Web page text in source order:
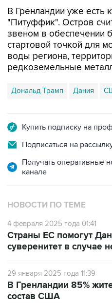
В Гренландии уже
"Питуффик". Остров
звеном в обеспечении
стартовой точкой для
воды региона,
редкоземельные
Дональд Трамп Дания
Купить подписку на
Подписаться на
Получать оперативные
канале
НОВОСТИ ПО ТЕМЕ
4 февраля 2025 года 01:41
Страны ЕС помогут
суверенитет в случае
29 января 2025 года 11:39
В Гренландии 85%
состав США